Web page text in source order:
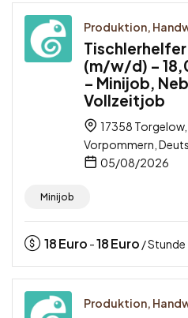
Produktion,
(m/w/d) –
– Minijob,
Vollzeitjob
17358
Vorpommern,
05/08/2026
Minijob
18Euro -18Euro / Stunde
Produktion,